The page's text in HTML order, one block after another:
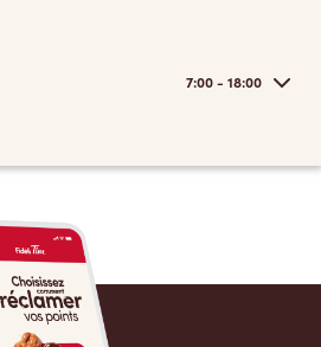
7:00 - 18:00